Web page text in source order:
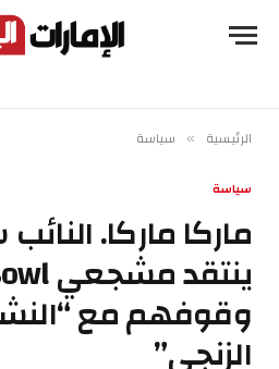
الرئيسية » سياسة
سياسة
ماركا ماركا.
وقوفهم مع
الزنجي”